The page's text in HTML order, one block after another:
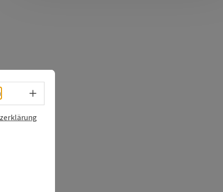
Sprachwahl - Menü öffnen